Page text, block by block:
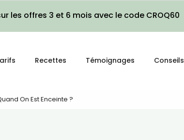
les offres 3 et 6 mois avec le code CROQ60
Recettes Témoignages Conseils
On Est Enceinte ?